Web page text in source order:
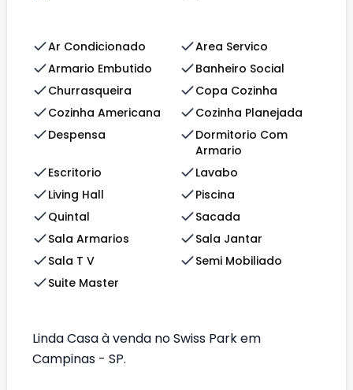
Ar Condicionado
Area Servico
Armario Embutido
Banheiro Social
Churrasqueira
Copa Cozinha
Cozinha Americana
Cozinha Planejada
Despensa
Dormitorio Com
Armario
Escritorio
Lavabo
Living Hall
Piscina
Quintal
Sacada
Sala Armarios
Sala Jantar
Sala T V
Semi Mobiliado
Suite Master
Linda Casa à venda no Swiss Park em
Campinas - SP.